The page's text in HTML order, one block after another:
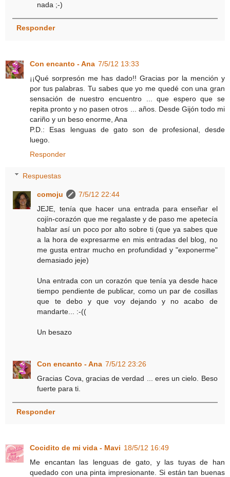
nada ;-)
Responder
Con encanto - Ana 7/5/12 13:33
¡¡Qué sorpresón me has dado!! Gracias por la mención y
por tus palabras. Tu sabes que yo me quedé con una gran
sensación de nuestro encuentro ... que espero que se
repita pronto y no pasen otros ... años. Desde Gijón todo mi
cariño y un beso enorme, Ana
P.D.: Esas lenguas de gato son de profesional, desde
luego.
Responder
Respuestas
comoju
7/5/12 22:44
JEJE, tenía que hacer una entrada para enseñar el
cojín-corazón que me regalaste y de paso me apetecía
hablar así un poco por alto sobre ti (que ya sabes que
a la hora de expresarme en mis entradas del blog, no
me gusta entrar mucho en profundidad y "exponerme"
demasiado jeje)
Una entrada con un corazón que tenía ya desde hace
tiempo pendiente de publicar, como un par de cosillas
que te debo y que voy dejando y no acabo de
mandarte... :-((
Un besazo
Con encanto - Ana 7/5/12 23:26
Gracias Cova, gracias de verdad ... eres un cielo. Beso
fuerte para ti.
Responder
Cocidito de mi vida - Mavi 18/5/12 16:49
Me encantan las lenguas de gato, y las tuyas de han
quedado con una pinta impresionante. Si están tan buenas